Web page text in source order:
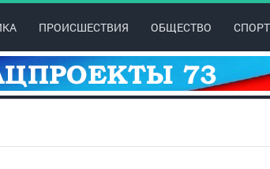
ПРОИСШЕСТВИЯ ОБЩЕСТВО СПОРТ